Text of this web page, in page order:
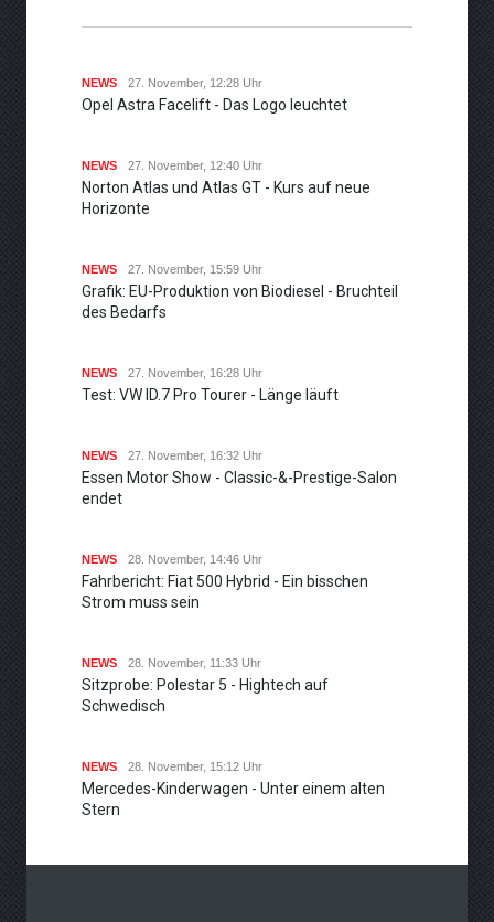
NEWS 27. November, 12:28 Uhr
Opel Astra Facelift - Das Logo leuchtet
NEWS 27. November, 12:40 Uhr
Norton Atlas und Atlas GT - Kurs auf neue
Horizonte
NEWS 27. November, 15:59 Uhr
Grafik: EU-Produktion von Biodiesel - Bruchteil
des Bedarfs
NEWS 27. November, 16:28 Uhr
Test: VW ID.7 Pro Tourer - Länge läuft
NEWS 27. November, 16:32 Uhr
Essen Motor Show - Classic-&-Prestige-Salon
endet
NEWS 28. November, 14:46 Uhr
Fahrbericht: Fiat 500 Hybrid - Ein bisschen
Strom muss sein
NEWS 28. November, 11:33 Uhr
Sitzprobe: Polestar 5 - Hightech auf
Schwedisch
NEWS 28. November, 15:12 Uhr
Mercedes-Kinderwagen - Unter einem alten
Stern